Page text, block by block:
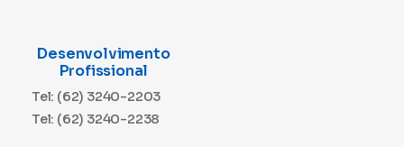
Desenvolvimento
Profissional
Tel: (62) 3240-2203
Tel: (62) 3240-2238